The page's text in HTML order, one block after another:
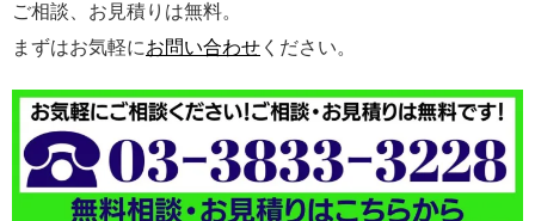
ご相談、お見積りは無料。
まずはお気軽にお問い合わせ ください。